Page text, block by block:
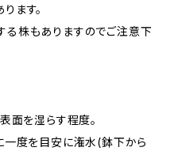
ます。
株もありますのでご注意下
面を湿らす程度。
一度を目安に潅水(鉢下から